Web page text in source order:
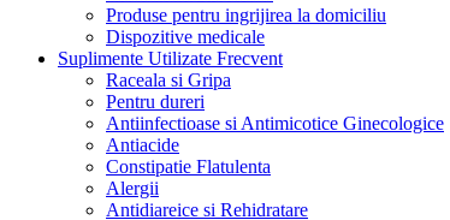
Produse pentru ingrijirea la domiciliu
Dispozitive medicale
Suplimente Utilizate Frecvent
Raceala si Gripa
Pentru dureri
Antiinfectioase si Antimicotice Ginecologice
Antiacide
Constipatie Flatulenta
Alergii
Antidiareice si Rehidratare